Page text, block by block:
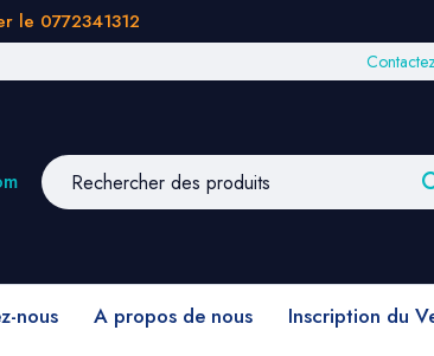
le 0772341312
nous A propos de nous
Inscription du